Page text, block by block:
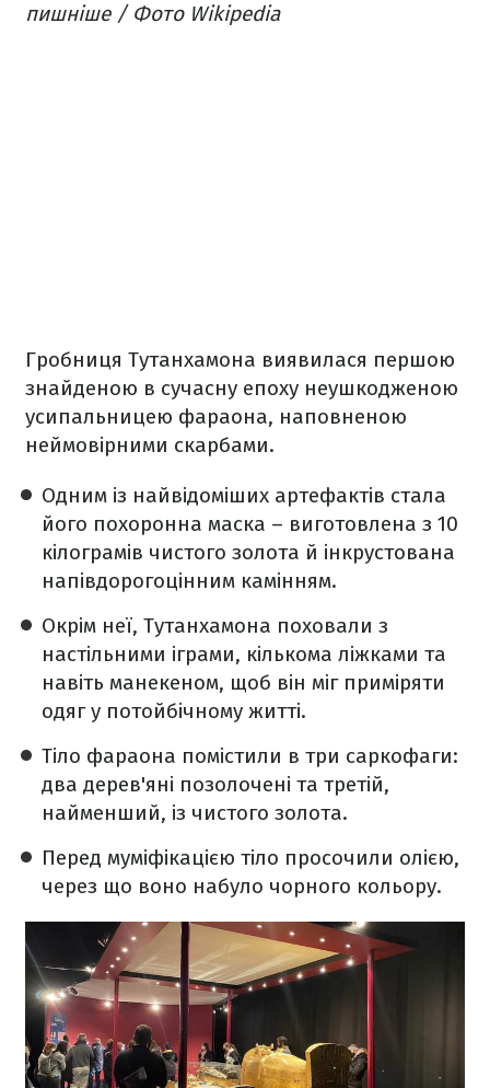
пишніше / Фото Wikipedia
Гробниця Тутанхамона виявилася першою
знайденою в сучасну епоху неушкодженою
усипальницею фараона, наповненою
неймовірними скарбами.
Одним із найвідоміших артефактів стала
його похоронна маска – виготовлена з 10
кілограмів чистого золота й інкрустована
напівдорогоцінним камінням.
Окрім неї, Тутанхамона поховали з
настільними іграми, кількома ліжками та
навіть манекеном, щоб він міг приміряти
одяг у потойбічному житті.
Тіло фараона помістили в три саркофаги:
два дерев'яні позолочені та третій,
найменший, із чистого золота.
Перед муміфікацією тіло просочили олією,
через що воно набуло чорного кольору.​